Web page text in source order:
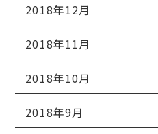
2018年12月
2018年11月
2018年10月
2018年9月